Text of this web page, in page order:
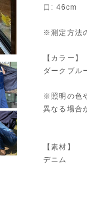
口: 46cm
※測定方法
【カラー】
ダークブル
※照明の色
異なる場合
【素材】
デニム